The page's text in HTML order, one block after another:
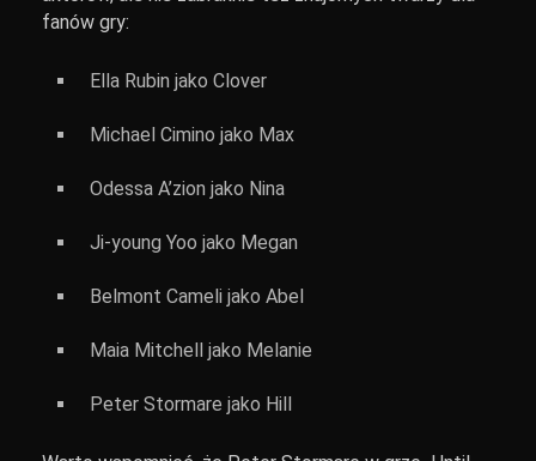
fanów gry:
Ella Rubin jako Clover
Michael Cimino jako Max
Odessa A’zion jako Nina
Ji-young Yoo jako Megan
Belmont Cameli jako Abel
Maia Mitchell jako Melanie
Peter Stormare jako Hill